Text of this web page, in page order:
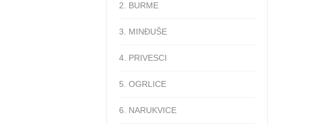
2. BURME
3. MINĐUŠE
4. PRIVESCI
5. OGRLICE
6. NARUKVICE